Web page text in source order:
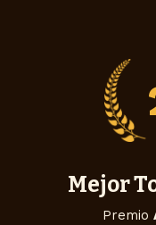
Mejor
Premio